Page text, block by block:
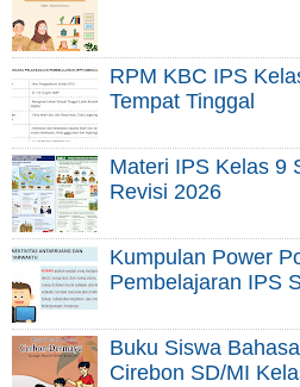
RPM KBC IPS
Tempat Tinggal
Materi IPS Kelas 9
Revisi 2026
Kumpulan Power
Pembelajaran IPS
Buku Siswa
Cirebon SD/MI